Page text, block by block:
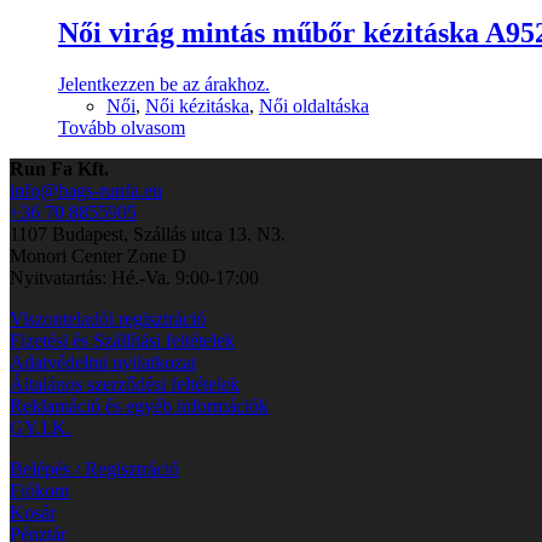
Női virág mintás műbőr kézitáska
Jelentkezzen be az árakhoz.
Női, Női kézitáska, Női oldaltáska
Tovább olvasom
Run Fa Kft.
info@bags-runfa.eu
+36 70 8855905
1107 Budapest, Szállás utca 13. N3.
Monori Center Zone D
Nyitvatartás: Hé.-Va. 9:00-17:00
Viszonteladói regisztráció
Fizetési és Szállítási feltételek
Adatvédelmi nyilatkozat
Általános szerződési feltételek
Reklamáció és egyéb információk
GY.I.K.
Belépés / Regisztráció
Fiókom
Kosár
Pénztár